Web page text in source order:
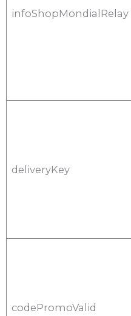
infoShopMondialRelay
deliveryKey
codePromoValid